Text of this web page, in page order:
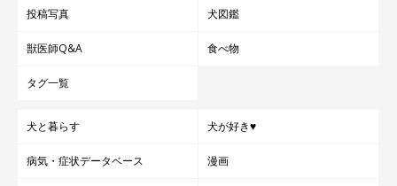
投稿写真 犬図鑑
獣医師Q&A 食べ物
タグ一覧
犬と暮らす 犬が好き♥
病気・症状データベース 漫画